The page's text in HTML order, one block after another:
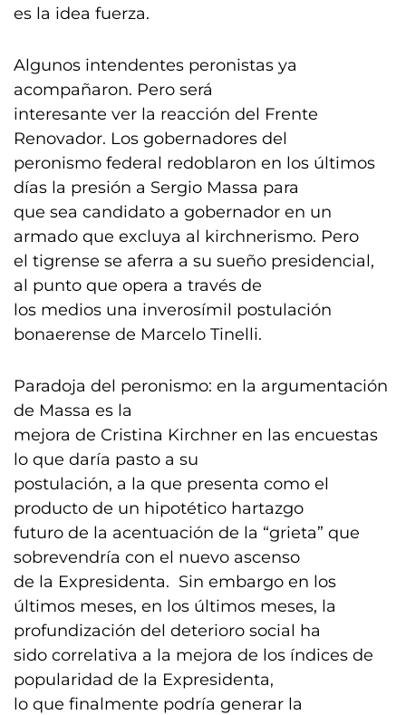
es la idea fuerza.
Algunos intendentes peronistas ya
acompañaron. Pero será
interesante ver la reacción del Frente
Renovador. Los gobernadores del
peronismo federal redoblaron en los últimos
días la presión a Sergio Massa para
que sea candidato a gobernador en un
armado que excluya al kirchnerismo. Pero
el tigrense se aferra a su sueño presidencial,
al punto que opera a través de
los medios una inverosímil postulación
bonaerense de Marcelo Tinelli.
Paradoja del peronismo: en la argumentación
de Massa es la
mejora de Cristina Kirchner en las encuestas
lo que daría pasto a su
postulación, a la que presenta como el
producto de un hipotético hartazgo
futuro de la acentuación de la “grieta” que
sobrevendría con el nuevo ascenso
de la Expresidenta. Sin embargo en los
últimos meses, en los últimos meses, la
profundización del deterioro social ha
sido correlativa a la mejora de los índices de
popularidad de la Expresidenta,
lo que finalmente podría generar la